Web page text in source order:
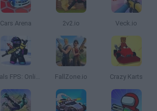
Cars Arena 2v2.io Veck.io
Rivals FPS: Online Shooter FallZone.io Crazy Karts